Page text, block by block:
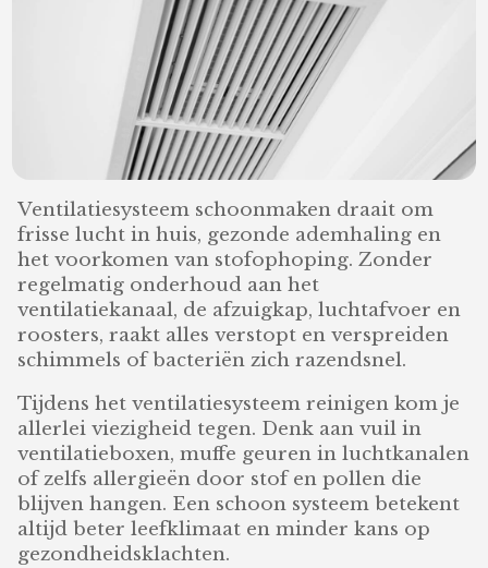
Ventilatiesysteem schoonmaken draait om
frisse lucht in huis, gezonde ademhaling en
het voorkomen van stofophoping. Zonder
regelmatig onderhoud aan het
ventilatiekanaal, de afzuigkap, luchtafvoer en
roosters, raakt alles verstopt en verspreiden
schimmels of bacteriën zich razendsnel.
Tijdens het ventilatiesysteem reinigen kom je
allerlei viezigheid tegen. Denk aan vuil in
ventilatieboxen, muffe geuren in luchtkanalen
of zelfs allergieën door stof en pollen die
blijven hangen. Een schoon systeem betekent
altijd beter leefklimaat en minder kans op
gezondheidsklachten.